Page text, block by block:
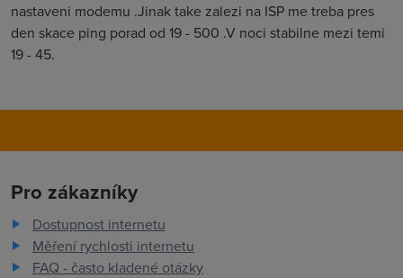
nastaveni modemu .Jinak take zalezi na ISP me treba pres
den skace ping porad od 19 - 500 .V noci stabilne mezi temi
19 - 45.
Pro zákazníky
Dostupnost internetu
Měření rychlosti internetu
FAQ - často kladené otázky